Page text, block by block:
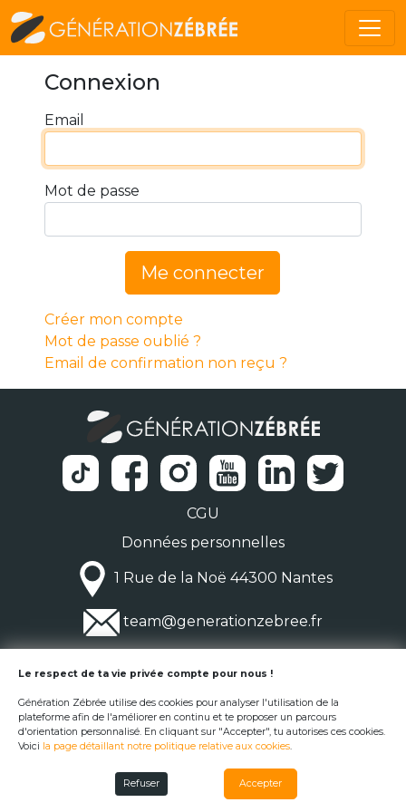
Connexion
Email
Mot de passe
Me connecter
Créer mon compte
Mot de passe oublié ?
Email de confirmation non reçu ?
CGU
Données personnelles
1 Rue de la Noë 44300 Nantes
team@generationzebree.fr
© Génération Zébrée 2026
Le respect de ta vie privée compte pour nous !
Génération Zébrée utilise des cookies pour analyser l'utilisation de la
plateforme afin de l'améliorer en continu et te proposer un parcours
d'orientation personnalisé. En cliquant sur "Accepter", tu autorises ces cookies.
Voici la page détaillant notre politique relative aux cookies.
Refuser Accepter